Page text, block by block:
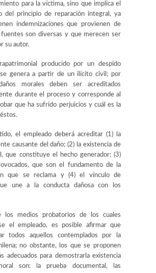
para la víctima, sino que implica el
del principio de reparación integral, ya
indemnizaciones que provienen de
fuentes son diversas y que merecen ser
su autor.
producido por un despido
genera a partir de un ilícito civil; por
morales deben ser acreditados
durante el proceso y corresponde al
que ha sufrido perjuicios y cuál es la
el empleado deberá acreditar (1) la
causante del daño; (2) la existencia de
que constituye el hecho generador; (3)
que son el fundamento de la
que se reclama y (4) el vínculo de
une a la conducta dañosa con los
los medios probatorios de los cuales
el empleado, es posible afirmar que
todos aquellos contemplados por la
no obstante, los que se proponen
adecuados para demostrarla existencia
son: la prueba documental, las